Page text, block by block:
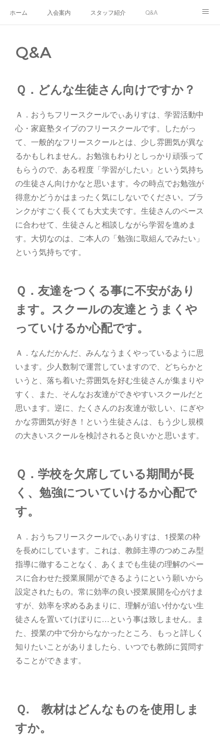
ホーム 入会案内 スタッフ紹介 Q&A
ナリワイとその周辺
Q&A
Ｑ．どんな生徒さん向けですか？
Ａ．おうちフリースクールでぃありすは、学習活動中
心・家庭塾タイプのフリースクールです。したがっ
て、一般的なフリースクールとは、少し雰囲気が異な
るかもしれません。お勉強もわりとしっかり頑張って
もらうので、ある程度「学習がしたい」という気持ち
の生徒さん向けかなと思います。今の時点でお勉強が
得意かどうかはまったく気にしないでください。ブラ
ンクがすごく長くても大丈夫です。生徒さんのペース
に合わせて、生徒さんと相談しながら学習を進めま
す。大切なのは、ご本人の「勉強に取組んでみたい」
という気持ちです。
Ｑ．友達をつくる事に不安があり
ます。スクールの友達とうまくや
っていけるか心配です。
Ａ．なんだかんだ、みんなうまくやっているように思
います。少人数制で運営していますので、どちらかと
いうと、落ち着いた雰囲気を好む生徒さんが集まりや
すく、また、そんなお友達ができやすいスクールだと
思います。逆に、たくさんのお友達が欲しい、にぎや
かな雰囲気が好き！という生徒さんは、もう少し規模
の大きいスクールを検討されると良いかと思います。
Ｑ．学校を欠席している期間が長
く、勉強についていけるか心配で
す。
Ａ．おうちフリースクールでぃありすは、1授業の枠
を長めにしています。これは、教師主導のつめこみ型
指導に徹することなく、あくまでも生徒の理解のペー
スに合わせた授業展開ができるようにという願いから
設定されたもの。常に効率の良い授業展開を心がけま
すが、効率を求めるあまりに、理解が追い付かない生
徒さんを置いてけぼりに…という事は致しません。ま
た、授業の中で分からなかったところ、もっと詳しく
知りたいことがありましたら、いつでも教師に質問す
ることができます。
Ｑ. 教材はどんなものを使用しま
すか。